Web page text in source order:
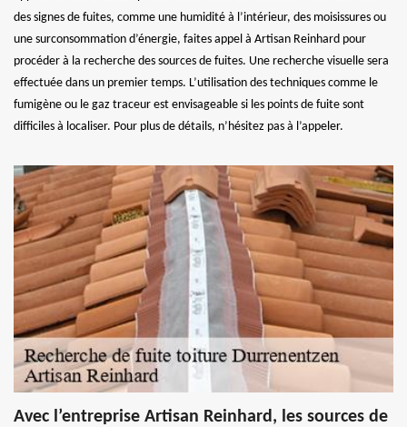
des signes de fuites, comme une humidité à l’intérieur, des moisissures ou
une surconsommation d’énergie, faites appel à Artisan Reinhard pour
procéder à la recherche des sources de fuites. Une recherche visuelle sera
effectuée dans un premier temps. L’utilisation des techniques comme le
fumigène ou le gaz traceur est envisageable si les points de fuite sont
difficiles à localiser. Pour plus de détails, n’hésitez pas à l’appeler.
Avec l’entreprise Artisan Reinhard, les sources de